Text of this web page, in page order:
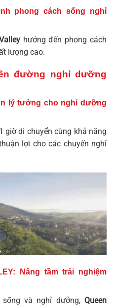
phong cách sống nghỉ
hướng đến phong cách
lượng cao.
đường nghỉ dưỡng
lý tưởng cho nghỉ dưỡng
giờ di chuyển cùng khả năng
lợi cho các chuyến nghỉ
Nâng tầm trải nghiệm
và nghỉ dưỡng, Queen